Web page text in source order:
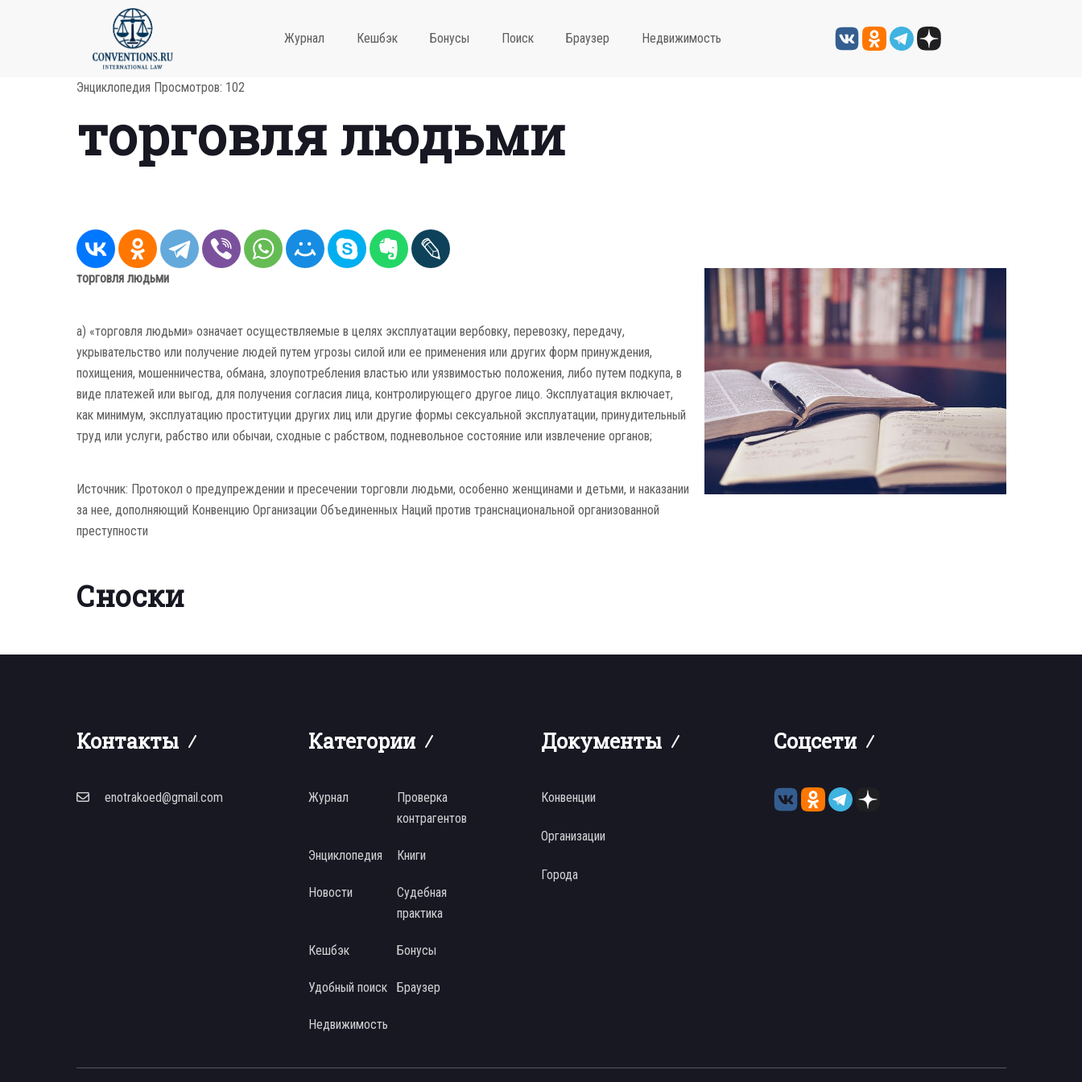
Журнал Кешбэк Бонусы Поиск Браузер Недвижимость
Энциклопедия Просмотров: 102
торговля людьми
торговля людьми
а) «торговля людьми» означает осуществляемые в целях эксплуатации вербовку, перевозку, передачу,
укрывательство или получение людей путем угрозы силой или ее применения или других форм принуждения,
похищения, мошенничества, обмана, злоупотребления властью или уязвимостью положения, либо путем подкупа, в
виде платежей или выгод, для получения согласия лица, контролирующего другое лицо. Эксплуатация включает,
как минимум, эксплуатацию проституции других лиц или другие формы сексуальной эксплуатации, принудительный
труд или услуги, рабство или обычаи, сходные с рабством, подневольное состояние или извлечение органов;
Источник: Протокол о предупреждении и пресечении торговли людьми, особенно женщинами и детьми, и наказании
за нее, дополняющий Конвенцию Организации Объединенных Наций против транснациональной организованной
преступности
Сноски
Контакты
enotrakoed@gmail.com
Категории
Журнал
Проверка
контрагентов
Энциклопедия Книги
Новости
Судебная
практика
Кешбэк Бонусы
Удобный поиск Браузер
Недвижимость
Документы
Конвенции
Организации
Города
Соцсети